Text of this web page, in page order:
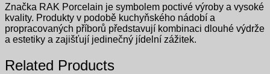
Značka RAK Porcelain je symbolem poctivé výroby a vysoké
kvality. Produkty v podobě kuchyňského nádobí a
propracovaných příborů představují kombinaci dlouhé výdrže
a estetiky a zajišťují jedinečný jídelní zážitek.
Related Products